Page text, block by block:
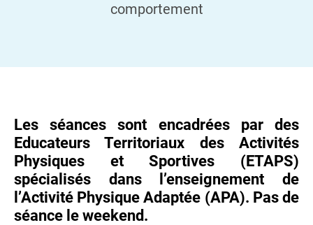
comportement
Les séances sont encadrées par des
Educateurs Territoriaux des Activités
Physiques et Sportives (ETAPS)
spécialisés dans l’enseignement de
l’Activité Physique Adaptée (APA). Pas de
séance le weekend.